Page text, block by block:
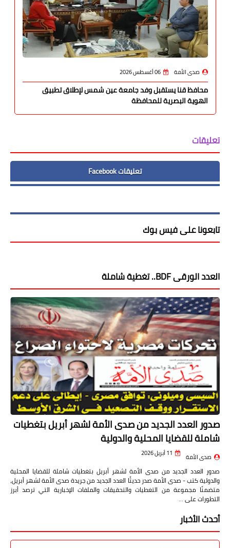
صدى الأمة 06 أغسطس 2026
محافظ قنا يستقبل وفد جامعة عين شمس لإطلاق تطبيق
الهوية البصرية للمحافظة
تعليقات
تعليقات Facebook
تابعونا على فيس بوك
العدد الورقى BDF.. تغطية شاملة
صدور العدد الجديد من صدى الأمة لشهر أبريل بتغطيات
شاملة للقضايا المحلية والدولية
صدى الأمة 11 أبريل 2026
صدور العدد الجديد من صدى الأمة لشهر أبريل بتغطيات شاملة للقضايا المحلية
والدولية كتب - صدى الأمة صدر حديثًا العدد الجديد من جريدة صدى الأمة لشهر أبريل،
متضمنًا مجموعة من التغطيات والتحقيقات والملفات الإخبارية التي ترصد أبرز
التطورات على …
أحدث الأخبار